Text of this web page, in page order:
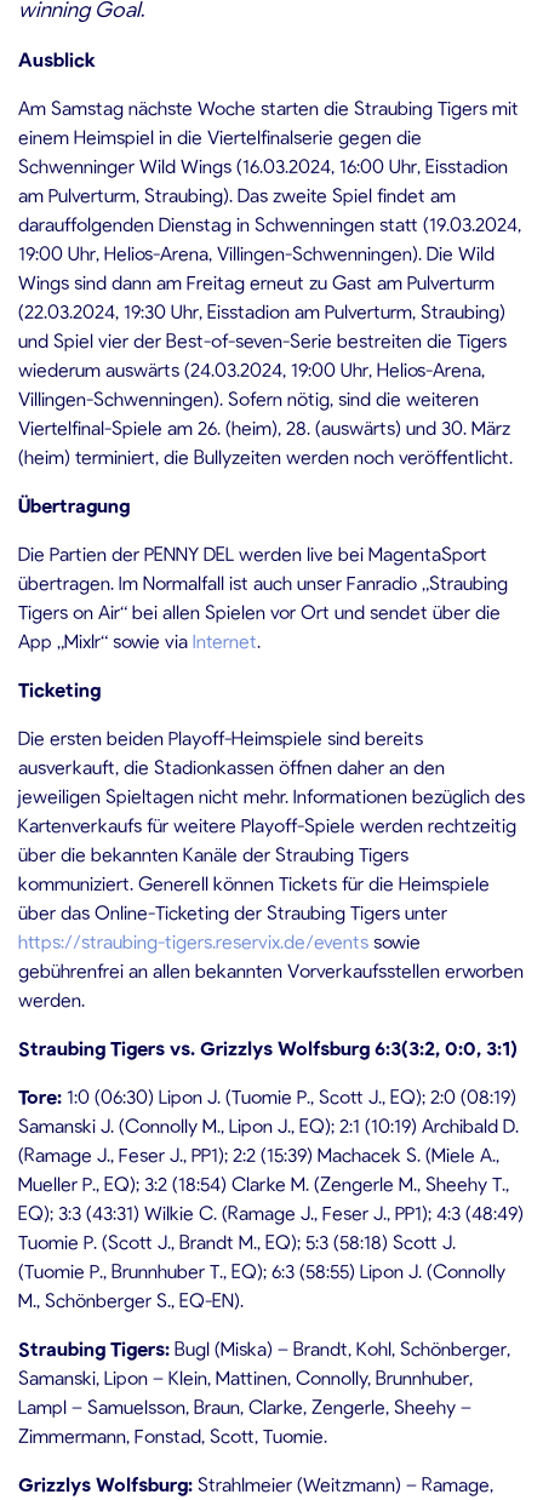
winning Goal.
Ausblick
Am Samstag nächste Woche starten die Straubing Tigers mit
einem Heimspiel in die Viertelfinalserie gegen die
Schwenninger Wild Wings (16.03.2024, 16:00 Uhr, Eisstadion
am Pulverturm, Straubing). Das zweite Spiel findet am
darauffolgenden Dienstag in Schwenningen statt (19.03.2024,
19:00 Uhr, Helios-Arena, Villingen-Schwenningen). Die Wild
Wings sind dann am Freitag erneut zu Gast am Pulverturm
(22.03.2024, 19:30 Uhr, Eisstadion am Pulverturm, Straubing)
und Spiel vier der Best-of-seven-Serie bestreiten die Tigers
wiederum auswärts (24.03.2024, 19:00 Uhr, Helios-Arena,
Villingen-Schwenningen). Sofern nötig, sind die weiteren
Viertelfinal-Spiele am 26. (heim), 28. (auswärts) und 30. März
(heim) terminiert, die Bullyzeiten werden noch veröffentlicht.
Übertragung
Die Partien der PENNY DEL werden live bei MagentaSport
übertragen. Im Normalfall ist auch unser Fanradio „Straubing
Tigers on Air“ bei allen Spielen vor Ort und sendet über die
App „Mixlr“ sowie via Internet.
Ticketing
Die ersten beiden Playoff-Heimspiele sind bereits
ausverkauft, die Stadionkassen öffnen daher an den
jeweiligen Spieltagen nicht mehr. Informationen bezüglich des
Kartenverkaufs für weitere Playoff-Spiele werden rechtzeitig
über die bekannten Kanäle der Straubing Tigers
kommuniziert. Generell können Tickets für die Heimspiele
über das Online-Ticketing der Straubing Tigers unter
https://straubing-tigers.reservix.de/events sowie
gebührenfrei an allen bekannten Vorverkaufsstellen erworben
werden.
Straubing Tigers vs. Grizzlys Wolfsburg 6:3(3:2, 0:0, 3:1)
Tore: 1:0 (06:30) Lipon J. (Tuomie P., Scott J., EQ); 2:0 (08:19)
Samanski J. (Connolly M., Lipon J., EQ); 2:1 (10:19) Archibald D.
(Ramage J., Feser J., PP1); 2:2 (15:39) Machacek S. (Miele A.,
Mueller P., EQ); 3:2 (18:54) Clarke M. (Zengerle M., Sheehy T.,
EQ); 3:3 (43:31) Wilkie C. (Ramage J., Feser J., PP1); 4:3 (48:49)
Tuomie P. (Scott J., Brandt M., EQ); 5:3 (58:18) Scott J.
(Tuomie P., Brunnhuber T., EQ); 6:3 (58:55) Lipon J. (Connolly
M., Schönberger S., EQ-EN).
Straubing Tigers: Bugl (Miska) – Brandt, Kohl, Schönberger,
Samanski, Lipon – Klein, Mattinen, Connolly, Brunnhuber,
Lampl – Samuelsson, Braun, Clarke, Zengerle, Sheehy –
Zimmermann, Fonstad, Scott, Tuomie.
Grizzlys Wolfsburg: Strahlmeier (Weitzmann) – Ramage,